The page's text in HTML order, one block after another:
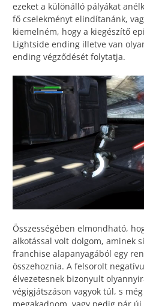
ezeket a különálló pályákat
fő cselekményt elindítanánk,
kiemelném, hogy a kiegészítő
Lightside ending illetve van
ending végződését folytatja.
Összességében elmondható,
alkotással volt dolgom, aminek
franchise alapanyagából egy
összehoznia. A felsorolt
élvezetesnek bizonyult
végigjátszáson vagyok túl, s
megakadnom, vagy pedig pár